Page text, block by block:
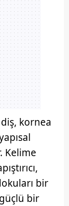
kornea
Kelime
bir
bir